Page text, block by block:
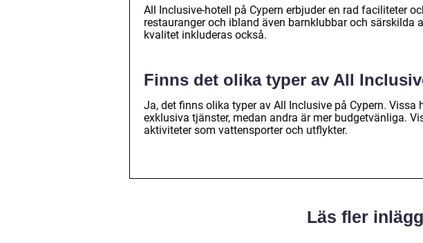
All Inclusive-hotell på Cypern erbjuder en rad faciliteter
restauranger och ibland även barnklubbar och särskilda
kvalitet inkluderas också.
Finns det olika typer av All
Ja, det finns olika typer av All Inclusive på Cypern. Vissa
exklusiva tjänster, medan andra är mer budgetvänliga.
aktiviteter som vattensporter och utflykter.
Läs fler